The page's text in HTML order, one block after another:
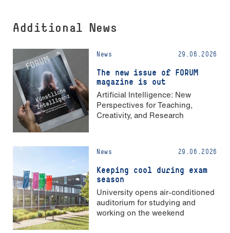
Additional News
News 29.06.2026
The new issue of FORUM
magazine is out
Artificial Intelligence: New
Perspectives for Teaching,
Creativity, and Research
News 29.06.2026
Keeping cool during exam
season
University opens air-conditioned
auditorium for studying and
working on the weekend